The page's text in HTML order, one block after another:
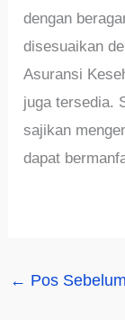
dengan
disesuaikan
Asuransi
juga tersedia.
sajikan
dapat
← Pos